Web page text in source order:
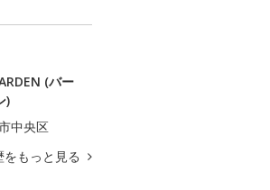
(バー
)
中央区
をもっと見る